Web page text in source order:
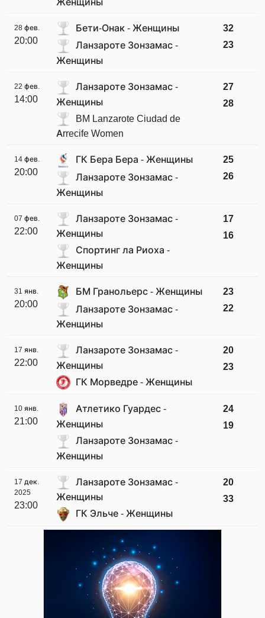
28 фев.
20:00
Бети-Онак - Женщины
Ланзароте Зонзамас -
Женщины
32
23
22 фев.
14:00
Ланзароте Зонзамас -
Женщины
BM Lanzarote Ciudad de
Arrecife Women
27
28
14 фев.
20:00
ГК Бера Бера - Женщины
Ланзароте Зонзамас -
Женщины
25
26
07 фев.
22:00
Ланзароте Зонзамас -
Женщины
Спортинг ла Риоха -
Женщины
17
16
31 янв.
20:00
БМ Гранольерс - Женщины
Ланзароте Зонзамас -
Женщины
23
22
17 янв.
22:00
Ланзароте Зонзамас -
Женщины
ГК Морведре - Женщины
20
23
10 янв.
21:00
Атлетико Гуардес -
Женщины
Ланзароте Зонзамас -
Женщины
24
19
17 дек.
2025
23:00
Ланзароте Зонзамас -
Женщины
ГК Эльче - Женщины
20
33